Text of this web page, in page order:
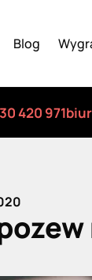
Blog
420 971